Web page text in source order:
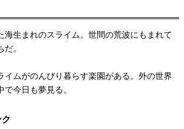
海生まれのスライム。世間の荒波にもまれて
。
イムがのんびり暮らす楽園がある。外の世界
今日も夢見る。